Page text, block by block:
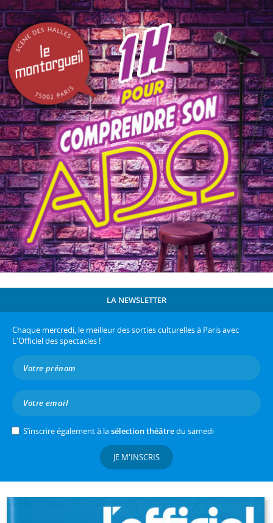
LA NEWSLETTER
Chaque mercredi, le meilleur des sorties culturelles à Paris avec
L'Officiel des spectacles !
S’inscrire également à lasélection théâtredu samedi
JE M'INSCRIS